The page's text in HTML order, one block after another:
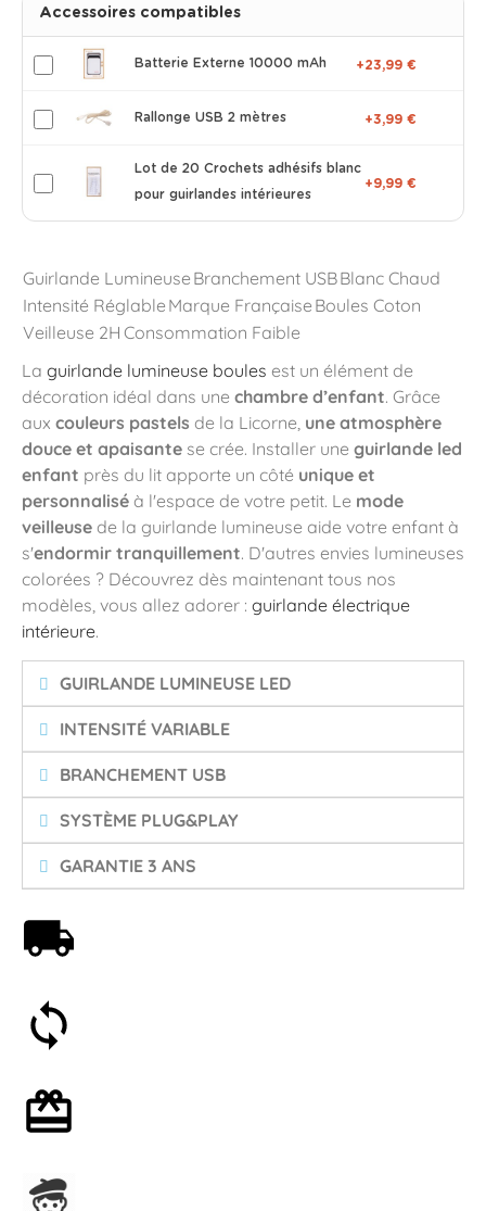
Accessoires compatibles
Batterie Externe 10000 mAh +23,99 €
Rallonge USB 2 mètres +3,99 €
Lot de 20 Crochets adhésifs blanc
pour guirlandes intérieures
+9,99 €
Guirlande Lumineuse Branchement USBBlanc Chaud
Intensité Réglable Marque Française Boules Coton
Veilleuse 2H Consommation Faible
La guirlande lumineuse boules est un élément de
décoration idéal dans une chambre d’enfant. Grâce
aux couleurs pastels de la Licorne, une atmosphère
douce et apaisante se crée. Installer une guirlande led
enfant près du lit apporte un côté unique et
personnalisé à l'espace de votre petit. Le mode
veilleuse de la guirlande lumineuse aide votre enfant à
s'endormir tranquillement. D'autres envies lumineuses
colorées ? Découvrez dès maintenant tous nos
modèles, vous allez adorer : guirlande électrique
intérieure.
GUIRLANDE LUMINEUSE LED
INTENSITÉ VARIABLE
BRANCHEMENT USB
SYSTÈME PLUG&PLAY
GARANTIE 3 ANS